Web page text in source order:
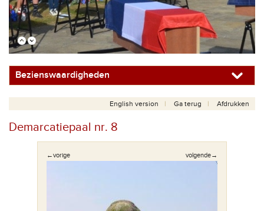
Bezienswaardigheden
English version Ga terug Afdrukken
Demarcatiepaal nr. 8
←vorige volgende→